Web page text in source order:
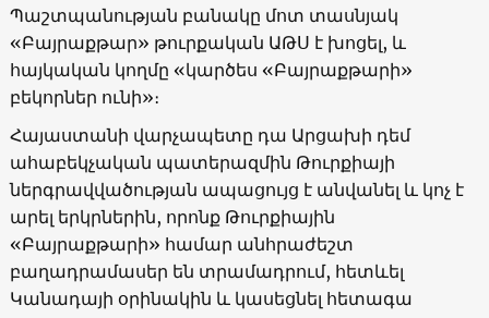
Պաշտպանության բանակը մոտ տասնյակ
«Բայրաքթար» թուրքական ԱԹՍ է խոցել, և
հայկական կողմը «կարծես «Բայրաքթարի»
բեկորներ ունի»։
Հայաստանի վարչապետը դա Արցախի դեմ
ահաբեկչական պատերազմին Թուրքիայի
ներգրավվածության ապացույց է անվանել և կոչ է
արել երկրներին, որոնք Թուրքիային
«Բայրաքթարի» համար անհրաժեշտ
բաղադրամասեր են տրամադրում, հետևել
Կանադայի օրինակին և կասեցնել հետագա